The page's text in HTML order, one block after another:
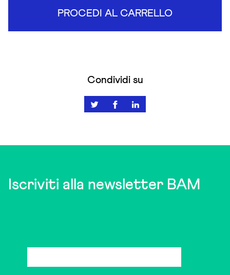
PROCEDI AL CARRELLO
Condividi su
Iscriviti alla newsletter BAM